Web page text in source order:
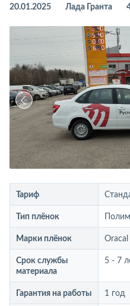
20.01.2025
Лада Гранта
Тариф
Тип плёнок
Марки плёнок
Срок службы
материала
5 - 7
Гарантия на работы 1 год